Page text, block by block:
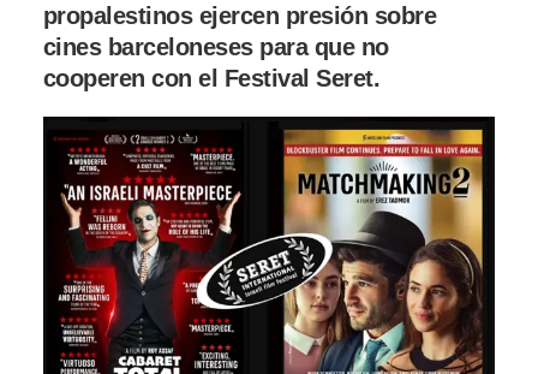
propalestinos ejercen presión sobre
cines barceloneses para que no
cooperen con el Festival Seret.